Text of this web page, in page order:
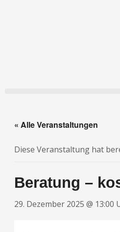
« Alle Veranstaltungen
Diese Veranstaltung hat
Beratung –
29. Dezember 2025 @ 13:00